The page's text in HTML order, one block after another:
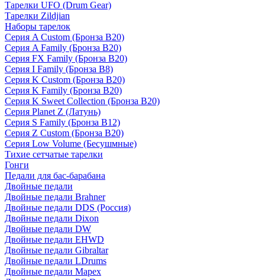
Тарелки UFO (Drum Gear)
Тарелки Zildjian
Наборы тарелок
Серия A Custom (Бронза B20)
Серия A Family (Бронза B20)
Серия FX Family (Бронза B20)
Серия I Family (Бронза B8)
Серия K Custom (Бронза B20)
Серия K Family (Бронза B20)
Серия K Sweet Collection (Бронза B20)
Серия Planet Z (Латунь)
Серия S Family (Бронза B12)
Серия Z Custom (Бронза B20)
Серия Low Volume (Бесушмные)
Тихие сетчатые тарелки
Гонги
Педали для бас-барабана
Двойные педали
Двойные педали Brahner
Двойные педали DDS (Россия)
Двойные педали Dixon
Двойные педали DW
Двойные педали EHWD
Двойные педали Gibraltar
Двойные педали LDrums
Двойные педали Mapex